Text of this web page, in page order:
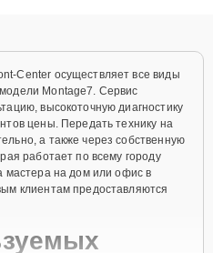
Center осуществляет все виды
Montage7. Сервис
высокоточную диагностику
цены. Передать технику на
а также через собственную
работает по всему городу
мастера на дом или офис в
клиентам предоставляются